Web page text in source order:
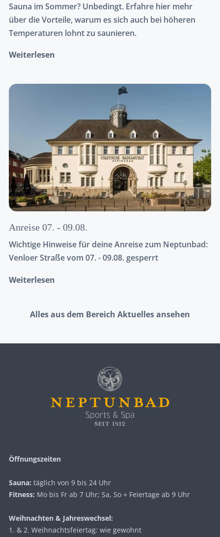
Sauna im Sommer? Unbedingt. Erfahre hier mehr
über die Vorteile, warum es sich auch bei höheren
Temperaturen lohnt zu saunieren.
Weiterlesen
Anreise 07. - 09.08.
Wichtige Hinweise für deine Anreise zum Neptunbad:
Venloer Straße vom 07. - 09.08. gesperrt
Weiterlesen
Alles aus dem Bereich Aktuelles ansehen
Öffnungszeiten
Sauna: täglich von 9 bis 24 Uhr
Fitness: Mo bis Fr ab 7 Uhr; Sa, So + Feiertage ab 9 Uhr
Weihnachten & Jahreswechsel:
1. & 2. Weihnachtsfeiertag: wie gewohnt